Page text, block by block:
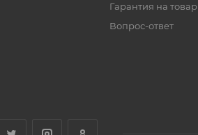
Гарантия на товар
Вопрос-ответ